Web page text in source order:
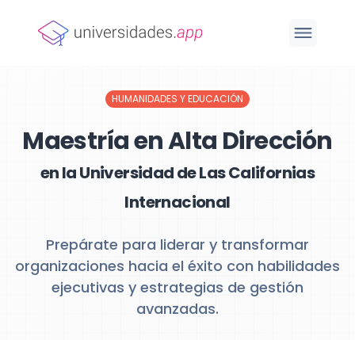
HUMANIDADES Y EDUCACIÓN
Maestría en Alta Dirección
en la Universidad de Las Californias
Internacional
Prepárate para liderar y transformar
organizaciones hacia el éxito con habilidades
ejecutivas y estrategias de gestión
avanzadas.